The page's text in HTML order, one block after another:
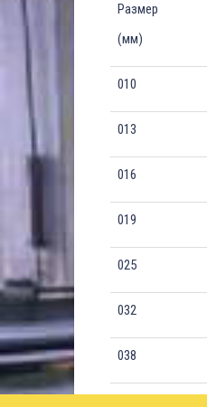
Размер
(мм)
010
013
016
019
025
032
038